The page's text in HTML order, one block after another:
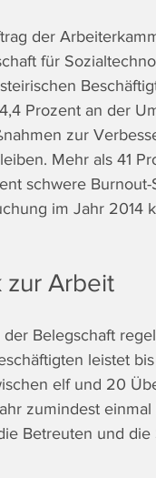
der
für
Prozent an der
zur
Mehr als 41
schwere
im Jahr 2014
zur Arbeit
Belegschaft
leistet
elf und 20
zumindest
Betreuten und